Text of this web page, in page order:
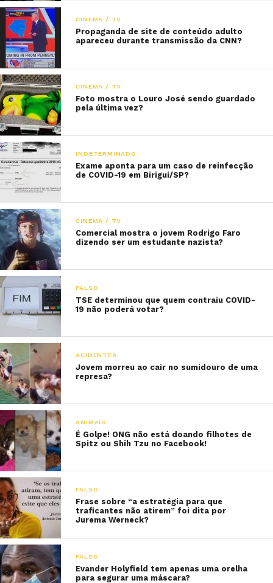
CINEMA / TV
Propaganda de site de conteúdo adulto
apareceu durante transmissão da CNN?
CINEMA / TV
Foto mostra o Louro José sendo guardado
pela última vez?
INDETERMINADO
Exame aponta para um caso de reinfecção
de COVID-19 em Birigui/SP?
CINEMA / TV
Comercial mostra o jovem Rodrigo Faro
dizendo ser um estudante nazista?
FALSO
TSE determinou que quem contraiu COVID-
19 não poderá votar?
ACIDENTES
Jovem morreu ao cair no sumidouro de uma
represa?
ANIMAIS
É Golpe! ONG não está doando filhotes de
Spitz ou Shih Tzu no Facebook!
FALSO
Frase sobre “a estratégia para que
traficantes não atirem” foi dita por
Jurema Werneck?
FALSO
Evander Holyfield tem apenas uma orelha
para segurar uma máscara?